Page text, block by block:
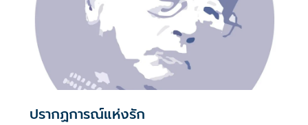
ปรากฏการณ์แห่งรัก